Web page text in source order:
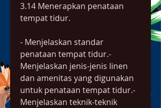
3.14 Menerapkan penataan
tempat tidur.
- Menjelaskan standar
penataan tempat tidur.-
Menjelaskan jenis-jenis linen
dan amenitas yang digunakan
untuk penataan tempat tidur.-
Menjelaskan teknik-teknik